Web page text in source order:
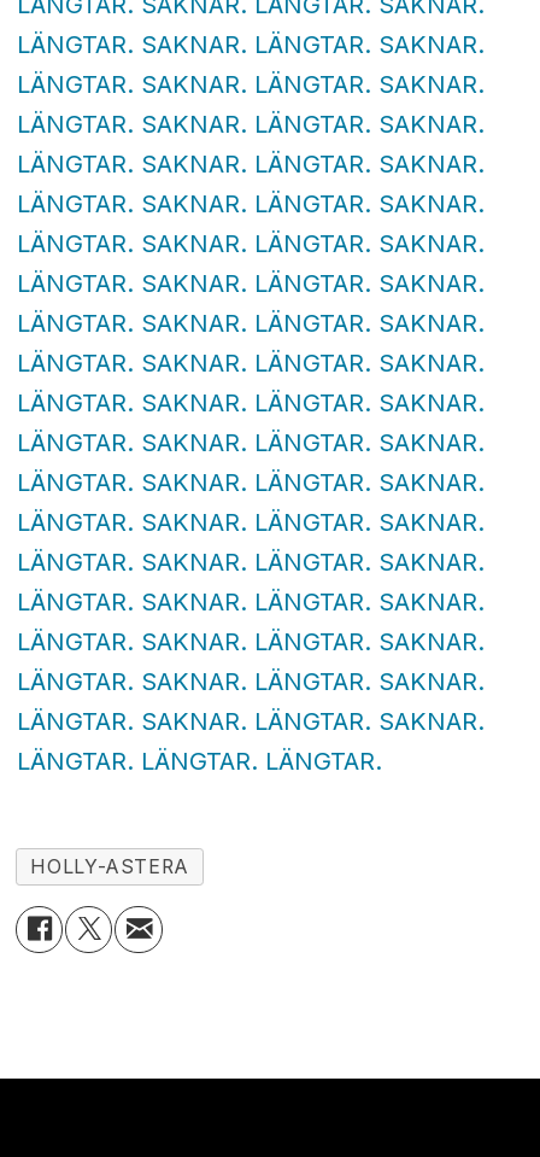
LÄNGTAR. SAKNAR. LÄNGTAR. SAKNAR.
LÄNGTAR. SAKNAR. LÄNGTAR. SAKNAR.
LÄNGTAR. SAKNAR. LÄNGTAR. SAKNAR.
LÄNGTAR. SAKNAR. LÄNGTAR. SAKNAR.
LÄNGTAR. SAKNAR. LÄNGTAR. SAKNAR.
LÄNGTAR. SAKNAR. LÄNGTAR. SAKNAR.
LÄNGTAR. SAKNAR. LÄNGTAR. SAKNAR.
LÄNGTAR. SAKNAR. LÄNGTAR. SAKNAR.
LÄNGTAR. SAKNAR. LÄNGTAR. SAKNAR.
LÄNGTAR. SAKNAR. LÄNGTAR. SAKNAR.
LÄNGTAR. SAKNAR. LÄNGTAR. SAKNAR.
LÄNGTAR. SAKNAR. LÄNGTAR. SAKNAR.
LÄNGTAR. SAKNAR. LÄNGTAR. SAKNAR.
LÄNGTAR. SAKNAR. LÄNGTAR. SAKNAR.
LÄNGTAR. SAKNAR. LÄNGTAR. SAKNAR.
LÄNGTAR. SAKNAR. LÄNGTAR. SAKNAR.
LÄNGTAR. SAKNAR. LÄNGTAR. SAKNAR.
LÄNGTAR. SAKNAR. LÄNGTAR. SAKNAR.
LÄNGTAR. LÄNGTAR. LÄNGTAR.
HOLLY-ASTERA